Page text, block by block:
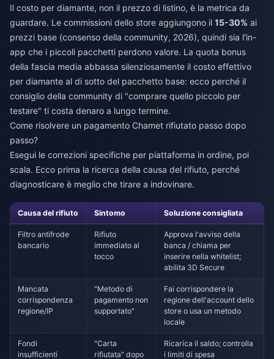
Il costo per diamante, non il prezzo di listino, è la metrica da
guardare. Le commissioni dello store aggiungono il 15-30% ai
prezzi base (consenso della community, 2026), quindi sia l'in-
app che i piccoli pacchetti perdono valore. La quota bonus
della fascia media abbassa silenziosamente il costo effettivo
per diamante al di sotto del pacchetto base: ecco perché il
consiglio della community di "comprare quello piccolo per
testare" ti costa denaro a lungo termine.
Come risolvere un pagamento Chamet rifiutato passo dopo
passo?
Esegui le correzioni specifiche per piattaforma in ordine, poi
scala. Ecco prima la ricerca della causa del rifiuto, perché
diagnosticare è meglio che tirare a indovinare.
Causa del rifiuto Sintomo Soluzione consigliata
Filtro antifrode
bancario
Rifiuto
immediato al
tocco
Approva l'avviso della
banca / chiama per
inserire nella whitelist;
abilita 3D Secure
Mancata
corrispondenza
regione/IP
"Metodo di
pagamento non
supportato"
Fai corrispondere la
regione dell'account dello
store o usa un metodo
locale
Fondi
insufficienti
"Carta
rifiutata" dopo
Ricarica il saldo; controlla
i limiti di spesa